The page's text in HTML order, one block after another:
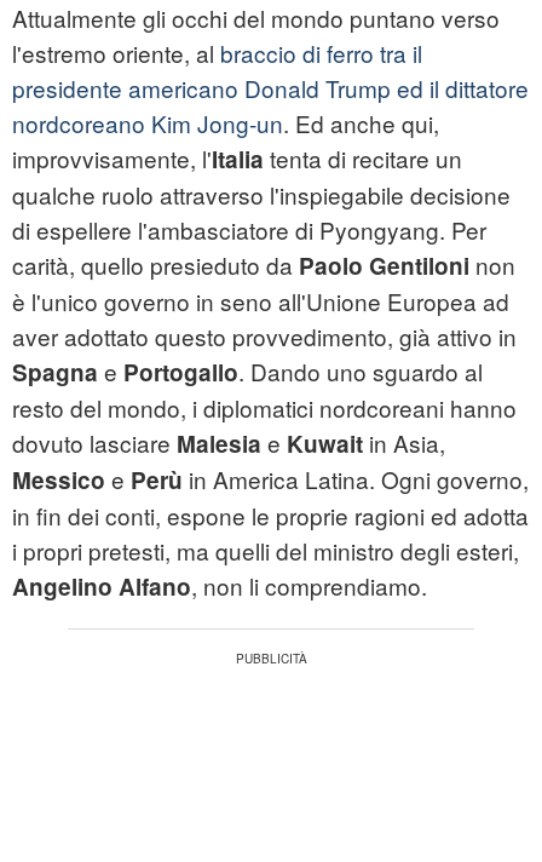
Attualmente gli occhi del mondo puntano verso
l'estremo oriente, al braccio di ferro tra il
presidente americano Donald Trump ed il dittatore
nordcoreano Kim Jong-un. Ed anche qui,
improvvisamente, l'Italia tenta di recitare un
qualche ruolo attraverso l'inspiegabile decisione
di espellere l'ambasciatore di Pyongyang. Per
carità, quello presieduto da Paolo Gentiloni non
è l'unico governo in seno all'Unione Europea ad
aver adottato questo provvedimento, già attivo in
Spagna e Portogallo. Dando uno sguardo al
resto del mondo, i diplomatici nordcoreani hanno
dovuto lasciare Malesia e Kuwait in Asia,
Messico e Perù in America Latina. Ogni governo,
in fin dei conti, espone le proprie ragioni ed adotta
i propri pretesti, ma quelli del ministro degli esteri,
Angelino Alfano, non li comprendiamo.